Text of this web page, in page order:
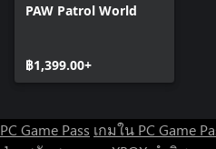
PAW Patrol World
฿1,399.00+
PC Game Pass เกมใน PC Game